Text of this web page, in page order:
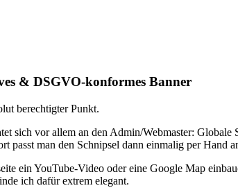
& DSGVO-konformes Banner
berechtigter Punkt.
sich vor allem an den Admin/Webmaster:
passt man den Schnipsel dann einmalig per Hand
ein YouTube-Video oder eine Google Map
ich dafür extrem elegant.